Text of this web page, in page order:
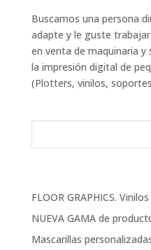
Buscamos una persona
adapte y le guste
en venta de maquinaria
la impresión digital de
(Plotters, vinilos,
FLOOR GRAPHICS.
NUEVA GAMA de
Mascarillas